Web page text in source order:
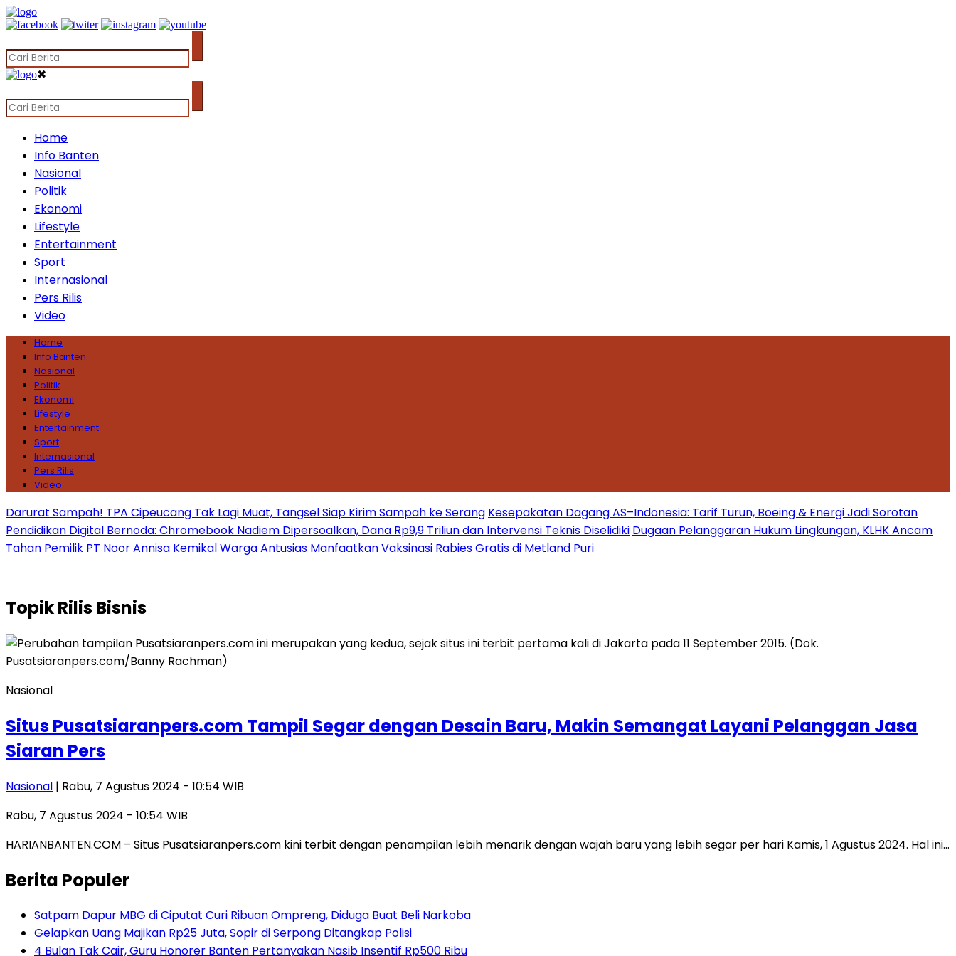
✖
Home
Info Banten
Nasional
Politik
Ekonomi
Lifestyle
Entertainment
Sport
Internasional
Pers Rilis
Video
Home
Info Banten
Nasional
Politik
Ekonomi
Lifestyle
Entertainment
Sport
Internasional
Pers Rilis
Video
Darurat Sampah! TPA Cipeucang Tak Lagi Muat, Tangsel Siap Kirim Sampah ke Serang Kesepakatan Dagang AS–Indonesia: Tarif Turun, Boeing & Energi Jadi Sorotan
Pendidikan Digital Bernoda: Chromebook Nadiem Dipersoalkan, Dana Rp9,9 Triliun dan Intervensi Teknis Diselidiki Dugaan Pelanggaran Hukum Lingkungan, KLHK Ancam
Tahan Pemilik PT Noor Annisa KemikalWarga Antusias Manfaatkan Vaksinasi Rabies Gratis di Metland Puri
TopikRilis Bisnis
Nasional
Situs Pusatsiaranpers.com Tampil Segar dengan Desain Baru, Makin Semangat Layani Pelanggan Jasa
Siaran Pers
Nasional | Rabu, 7 Agustus 2024 - 10:54 WIB
Rabu, 7 Agustus 2024 - 10:54 WIB
HARIANBANTEN.COM – Situs Pusatsiaranpers.com kini terbit dengan penampilan lebih menarik dengan wajah baru yang lebih segar per hari Kamis, 1 Agustus 2024. Hal ini…
Berita Populer
Satpam Dapur MBG di Ciputat Curi Ribuan Ompreng, Diduga Buat Beli Narkoba
Gelapkan Uang Majikan Rp25 Juta, Sopir di Serpong Ditangkap Polisi
4 Bulan Tak Cair, Guru Honorer Banten Pertanyakan Nasib Insentif Rp500 Ribu